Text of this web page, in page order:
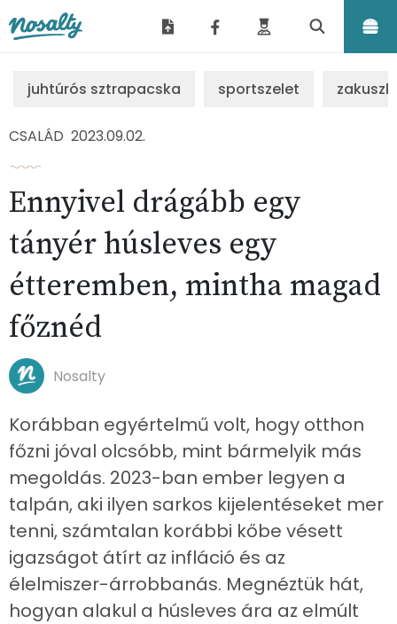
juhtúrós sztrapacska sportszelet
CSALÁD 2023.09.02.
Ennyivel drágább egy
tányér húsleves egy
étteremben, mintha magad
főznéd
Nosalty
Korábban egyértelmű volt, hogy otthon
főzni jóval olcsóbb, mint bármelyik más
megoldás. 2023-ban ember legyen a
talpán, aki ilyen sarkos kijelentéseket mer
tenni, számtalan korábbi kőbe vésett
igazságot átírt az infláció és az
élelmiszer-árrobbanás. Megnéztük hát,
hogyan alakul a húsleves ára az elmúlt